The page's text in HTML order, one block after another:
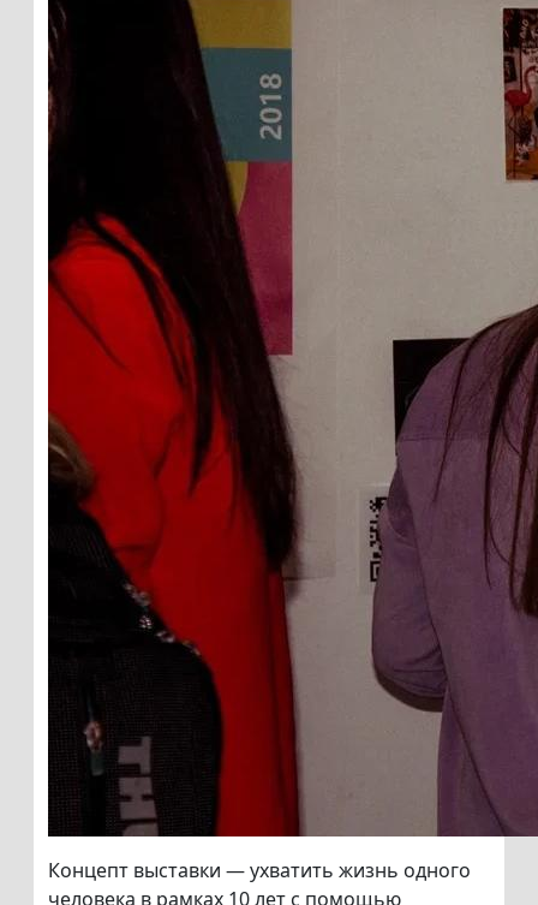
Концепт выставки — ухватить жизнь одного
человека в рамках 10 лет с помощью